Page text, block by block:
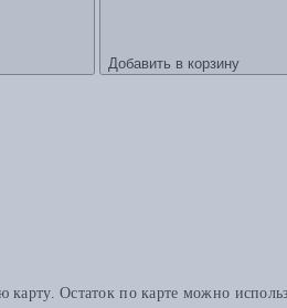
Добавить в корзину
Остаток по карте можно